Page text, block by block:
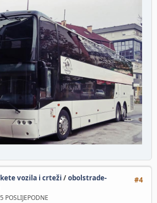
#4
vozila i crteži /obolstrade-